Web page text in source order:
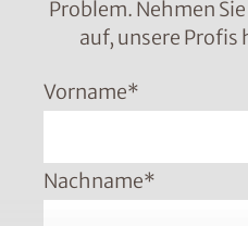
Problem. Nehmen
auf, unsere Profis
Vorname*
Nachname*